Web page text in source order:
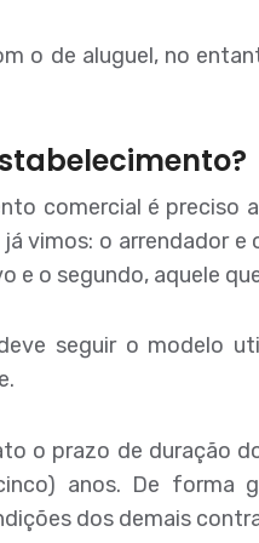
o de aluguel, no
comercial é preciso
vimos: o arrendador e
e o segundo, aquele
seguir o modelo
o prazo de duração
anos. De forma
dos demais